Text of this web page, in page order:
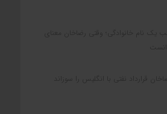
یک نام خانوادگی؛ وقتی رضاخان معنای